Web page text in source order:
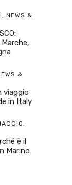
, NEWS &
&
viaggio
in Italy
,
è il
Marino